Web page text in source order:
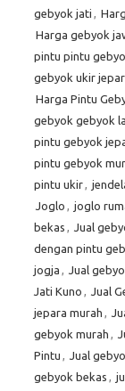
gebyok jati ,
Harga gebyok
pintu pintu
gebyok ukir
Harga Pintu
gebyok gebyok
pintu gebyok
pintu gebyok
pintu ukir,
Joglo , joglo
bekas , Jual
dengan pintu
jogja , Jual
Jati Kuno , Jual
jepara murah ,
gebyok murah ,
Pintu , Jual
gebyok bekas ,